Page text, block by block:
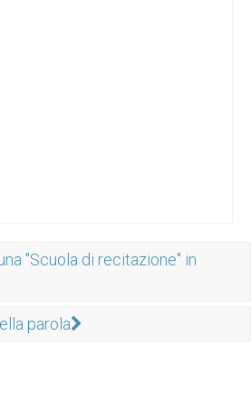
"Scuola di recitazione" in
parola